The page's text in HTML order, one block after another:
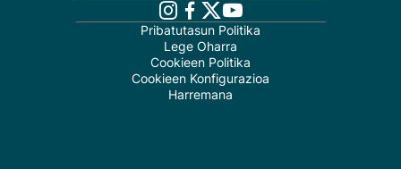
Pribatutasun Politika
Lege Oharra
Cookieen Politika
Cookieen Konfigurazioa
Harremana